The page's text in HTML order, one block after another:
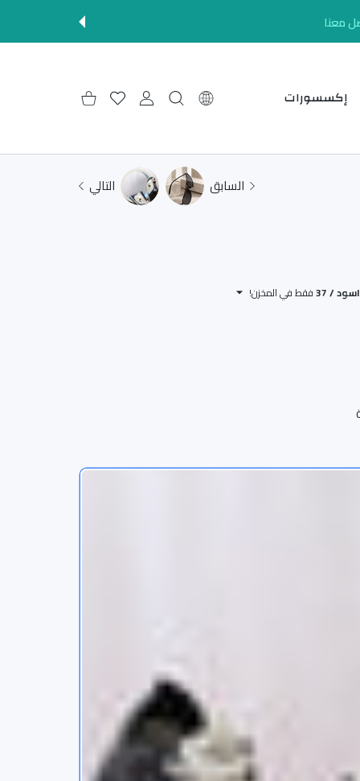
معنا
إكسسورات إعدادات حساب المستخدم
قائمة الرغباتعربة التسوق
السابق التالي
فقط في المخزن!